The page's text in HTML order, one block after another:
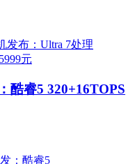
酷睿5 320+16TOPS